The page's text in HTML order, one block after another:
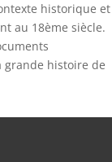
historique et
au 18ème siècle.
grande histoire de